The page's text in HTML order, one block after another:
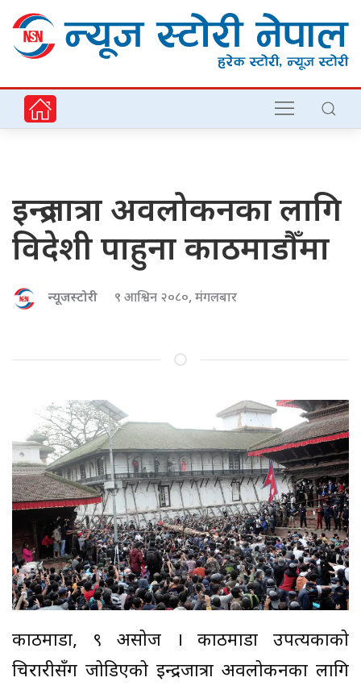
इन्द्रजात्रा अवलोकनका लागि
विदेशी पाहुना काठमाडौँमा
न्यूजस्टोरी ९ आश्विन २०८०, मंगलबार
काठमाडौँ, ९ असोज । काठमाडौँ उपत्यकाको
चिरारीसँग जोडिएको इन्द्रजात्रा अवलोकनका लागि